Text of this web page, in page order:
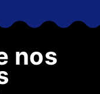
nos